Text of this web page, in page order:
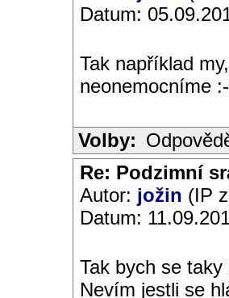
Datum:
Tak například
neonemocníme
Volby:
Re: Podzimní
Autor: jožin (IP
Datum:
Tak bych se
Nevím jestli se